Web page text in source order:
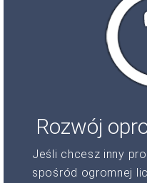
Rozwój
Jeśli chcesz inny
spośród ogromnej